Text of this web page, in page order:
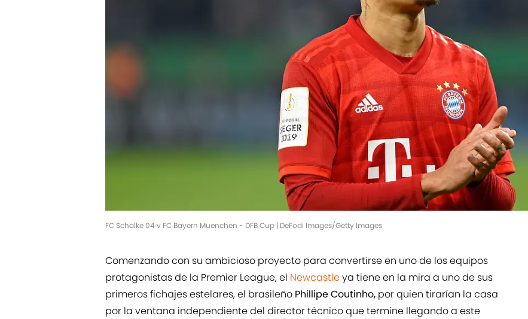
FC Schalke 04 v FC Bayern Muenchen - DFB Cup | DeFodi Images/Getty Images
Comenzando con su ambicioso proyecto para convertirse en uno de los equipos
protagonistas de la Premier League, el Newcastleya tiene en la mira a uno de sus
primeros fichajes estelares, el brasileño Phillipe Coutinho, por quien tirarían la casa
por la ventana independiente del director técnico que termine llegando a este